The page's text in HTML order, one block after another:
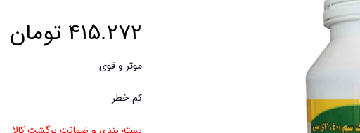
415.272 تومان
موثر و قوی
کم خطر